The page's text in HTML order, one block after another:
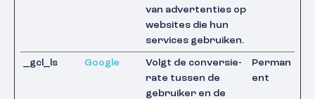
van advertenties op
websites die hun
services gebruiken.
_gcl_ls Google
Volgt de conversie-
rate tussen de
gebruiker en de
Perman
ent